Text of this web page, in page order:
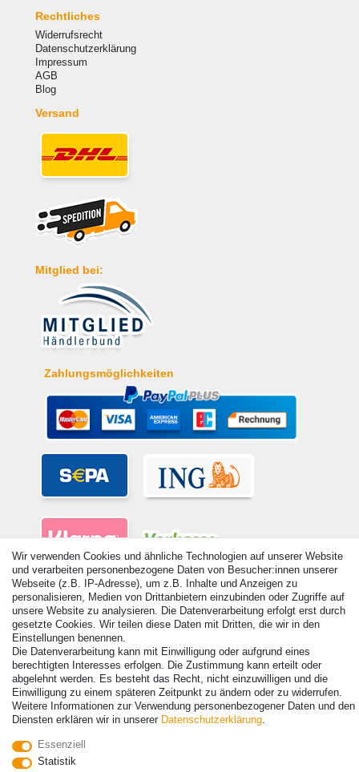
Rechtliches
Widerrufsrecht
Datenschutzerklärung
Impressum
AGB
Blog
Versand
Mitglied bei:
Zahlungsmöglichkeiten
© Copyright 2026 | Alle Rechte vorbehalten. - Alle Rechte vorbehalten.
Preisangaben inkl. gesetzl. 19% MwSt. | Grundpreise siehe Artikeldetail | *Gilt für
Lieferungen nach Deutschland!
Vertrag widerrufen Kontakt
Wir verwenden Cookies und ähnliche Technologien auf unserer Website
und verarbeiten personenbezogene Daten von Besucher:innen unserer
Webseite (z.B. IP-Adresse), um z.B. Inhalte und Anzeigen zu
personalisieren, Medien von Drittanbietern einzubinden oder Zugriffe auf
unsere Website zu analysieren. Die Datenverarbeitung erfolgt erst durch
gesetzte Cookies. Wir teilen diese Daten mit Dritten, die wir in den
Einstellungen benennen.
Die Datenverarbeitung kann mit Einwilligung oder aufgrund eines
berechtigten Interesses erfolgen. Die Zustimmung kann erteilt oder
abgelehnt werden. Es besteht das Recht, nicht einzuwilligen und die
Einwilligung zu einem späteren Zeitpunkt zu ändern oder zu widerrufen.
Weitere Informationen zur Verwendung personenbezogener Daten und den
Diensten erklären wir in unserer Daten­schutz­erklärung.
Essenziell
Statistik